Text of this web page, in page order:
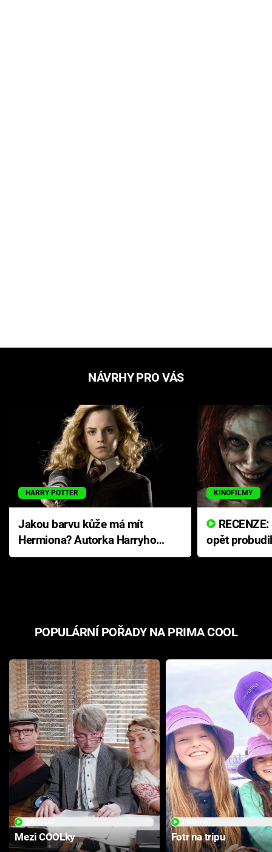
NÁVRHY PRO VÁS
HARRY POTTER
Jakou barvu kůže má mít
Hermiona? Autorka Harryho
Pottera přišla s ráznou
KINOFILMY
opět
přichází s
POPULÁRNÍ POŘADY NA PRIMA COOL
Mezi COOLky Fotr na tripu